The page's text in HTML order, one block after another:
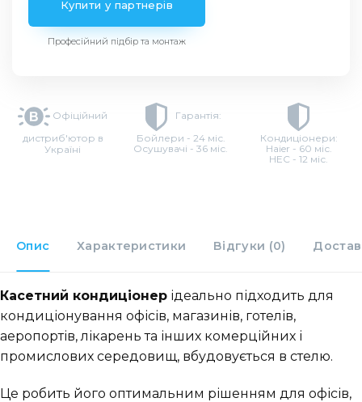
Купити у партнерів
Професійний підбір та монтаж
Офіційний
дистриб'ютор в
Україні
Гарантія:
Бойлери - 24 міс.
Осушувачі - 36 міс.
Кондиціонери:
Haier - 60 міс.
HEC - 12 міс.
Опис Характеристики Відгуки (0)
Касетний кондиціонер ідеально підходить для
кондиціонування офісів, магазинів, готелів,
аеропортів, лікарень та інших комерційних і
промислових середовищ, вбудовується в стелю.
Це робить його оптимальним рішенням для офісів,